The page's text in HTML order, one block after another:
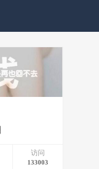
访问
133003